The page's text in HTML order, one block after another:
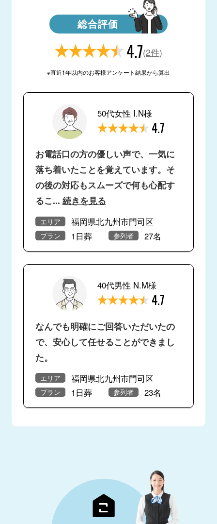
総合評価
4.7(2件)
※直近1年以内のお客様アンケート結果から算出
50代女性 I.N様
4.7
お電話口の方の優しい声で、一気に
落ち着いたことを覚えています。そ
の後の対応もスムーズで何も心配す
るこ... 続きを見る
エリア 福岡県北九州市門司区
プラン 1日葬 参列者 27名
40代男性 N.M様
4.7
なんでも明確にご回答いただいたの
で、安心して任せることができまし
た。
エリア 福岡県北九州市門司区
プラン 1日葬 参列者 23名